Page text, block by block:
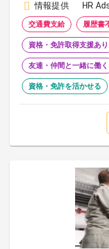
情報提供
HR
交通費支給 履歴書
資格・免許取得支援あり
友達・仲間と一緒に働く
資格・免許を活かせる